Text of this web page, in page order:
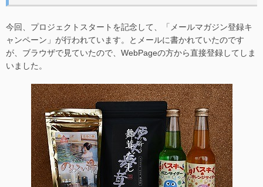
今回、プロジェクトスタートを記念して、「メールマガジン登録キ
ャンペーン」が行われています。とメールに書かれていたのです
が、ブラウザで見ていたので、WebPageの方から直接登録してしま
いました。